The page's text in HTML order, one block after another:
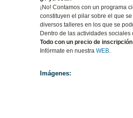
¡No! Contamos con un programa
constituyen el pilar sobre el que
diversos talleres en los que se
Dentro de las actividades
Todo con un precio de
Infórmate en nuestraWEB.
Imágenes: